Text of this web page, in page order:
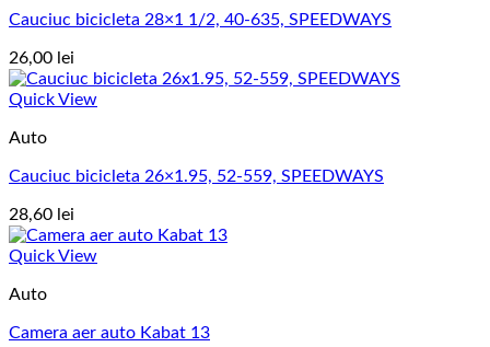
Cauciuc bicicleta 28×1 1/2, 40-635, SPEEDWAYS
26,00 lei
Quick View
Auto
Cauciuc bicicleta 26×1.95, 52-559, SPEEDWAYS
28,60 lei
Quick View
Auto
Camera aer auto Kabat 13